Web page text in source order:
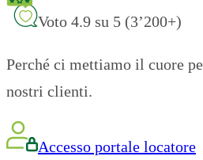
Voto 4.9 su 5 (3’200+)
Perché ci mettiamo il cuore
nostri clienti.
Accesso portale locatore